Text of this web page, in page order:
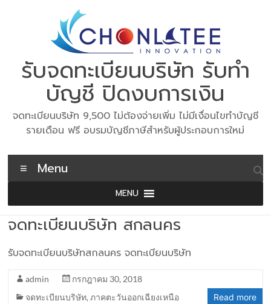
รับจดทะเบียนบริษัท รับทำ
บัญชี ปิดงบการเงิน
จดทะเบียนบริษัท 9,500 ไม่ต้องจ่ายเพิ่ม ไม่มีเงื่อนไขทำบัญชี
รายเดือน ฟรี อบรมบัญชีภาษีสำหรับผู้ประกอบการใหม่
Menu
MENU
จดทะเบียนบริษัท สกลนคร
รับจดทะเบียนบริษัทสกลนคร จดทะเบียนบริษัท
admin
กรกฎาคม 30, 2018
จดทะเบียนบริษัท,ภาคตะวันออกเฉียงเหนือ Read more